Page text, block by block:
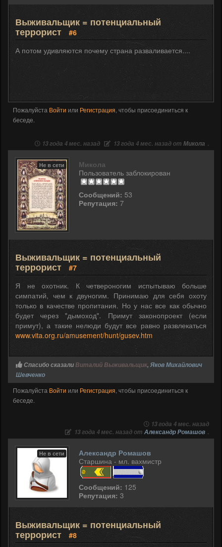
Выживальщик = потенциальный
террорист
#6
А потом удивляются почему страна разваливается....
Пожалуйста Войти или Регистрация, чтобы присоединиться к
беседе.
13 года 4 мес. назад 13 года 4 мес. назад от Микола .
Не в сети
Микола
Пользователь заблокирован
Сообщений: 53
Репутация: 7
Выживальщик = потенциальный
террорист
#7
Я не охотник. К четвероногим испытываю больше
симпатий, чем к двуногим. Принимаю для себя охоту
только в качестве пропитания. Но у нас все как обычно
будет через "дымоход". Примут законопроект (если
примут), а такие нелюди будут все равно развлекаться
www.vita.org.ru/amusement/hunt/gusev.htm
Спасибо сказалиВиталий Выживальщик, Яков Михайлович
Шевченко
Пожалуйста Войти или Регистрация, чтобы присоединиться к
беседе.
13 года 4 мес. назад
13 года 4 мес. назад от Александр Ромашов .
Не в сети
Александр Ромашов
Старшина - мл. вахмистр
Сообщений: 125
Репутация: 3
Выживальщик = потенциальный
террорист
#8